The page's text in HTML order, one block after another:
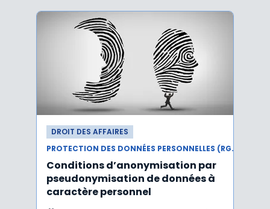
DROIT DES AFFAIRES
PROTECTION DES DONNÉES PERSONNELLES (RGPD)
Conditions d’anonymisation par
pseudonymisation de données à
caractère personnel